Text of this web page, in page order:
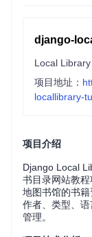
django-
项目地址：
locallibrary-
项目介绍
Django Local
书目录网站教
地图书馆的书籍
作者、类型、
管理。